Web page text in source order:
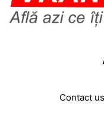
Contact